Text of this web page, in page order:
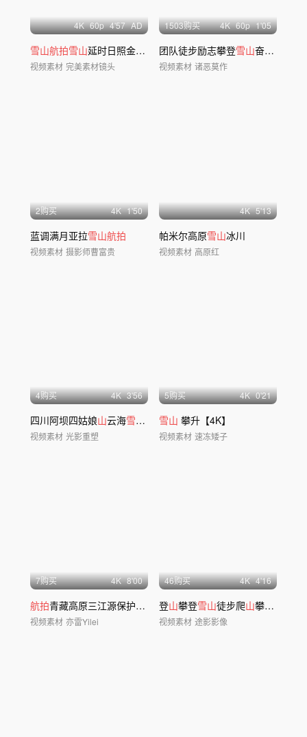
4K 60p 4'57 AD
雪山航拍雪山延时日照金山 唯美雪山攀登
视频素材 完美素材镜头
1503购买 4K 60p 1'05
团队徒步励志攀登雪山奋斗登顶
视频素材 诸恶莫作
2购买 4K 1'50
蓝调满月亚拉雪山航拍
视频素材 摄影师曹富贵
4K 5'13
帕米尔高原雪山冰川
视频素材 高原红
4购买 4K 3'56
四川阿坝四姑娘山云海雪山 云雾双桥沟航拍
视频素材 光影重塑
5购买 4K 0'21
雪山 攀升【4K】
视频素材 速冻矮子
7购买 4K 8'00
航拍青藏高原三江源保护区可可西里野生动物
视频素材 亦雷Yilei
46购买 4K 4'16
登山攀登雪山徒步爬山攀爬励志奋斗脚步前行
视频素材 途影影像